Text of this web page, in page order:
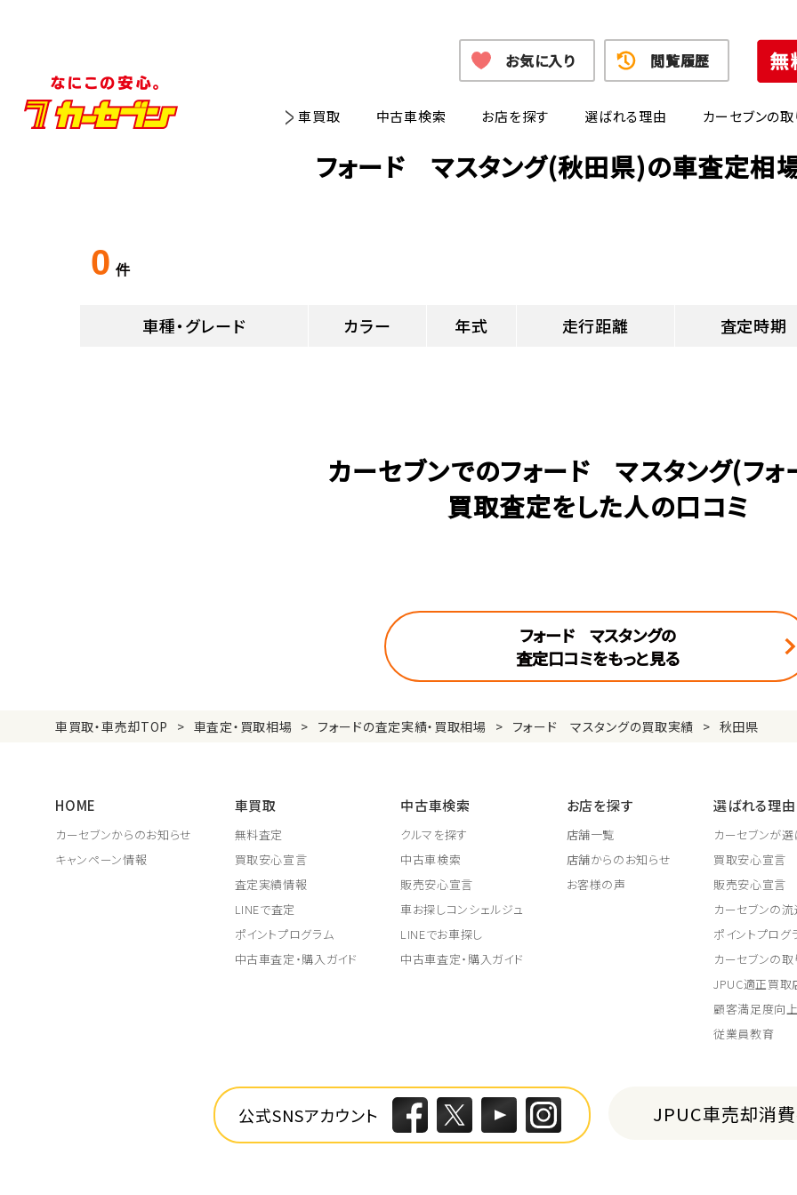
車買取 中古車検索 お店を探す 選ばれる理由 カーセブンの
お気に入り 閲覧履歴
フォード マスタング(秋田県)の車査定相
0 件
車種・グレード カラー 年式 走行距離 査定時期
カーセブンでのフォード マスタング(フォ
買取査定をした人の口コミ
フォード マスタングの
査定口コミをもっと見る
車買取・車売却TOP 車査定・買取相場 フォードの査定実績・買取相場 フォード マスタングの買取実績 秋田県
HOME
カーセブンからのお知らせ
キャンペーン情報
車買取
無料査定
買取安心宣言
査定実績情報
LINEで査定
ポイントプログラム
中古車査定・購入ガイド
中古車検索
クルマを探す
中古車検索
販売安心宣言
車お探しコンシェルジュ
LINEでお車探し
中古車査定・購入ガイド
お店を探す
店舗一覧
店舗からのお知らせ
お客様の声
選ばれる理由
カーセブンが
買取安心宣言
販売安心宣言
カーセブンの
ポイントプログ
カーセブンの
JPUC適正買取
顧客満足度向
従業員教育
公式SNSアカウント JPUC車売却消